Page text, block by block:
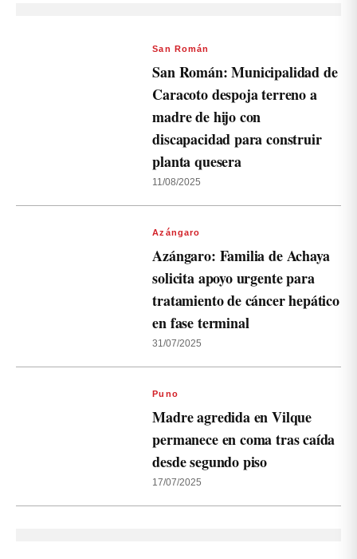
San Román
San Román: Municipalidad de
Caracoto despoja terreno a
madre de hijo con
discapacidad para construir
planta quesera
11/08/2025
Azángaro
Azángaro: Familia de Achaya
solicita apoyo urgente para
tratamiento de cáncer hepático
en fase terminal
31/07/2025
Puno
Madre agredida en Vilque
permanece en coma tras caída
desde segundo piso
17/07/2025